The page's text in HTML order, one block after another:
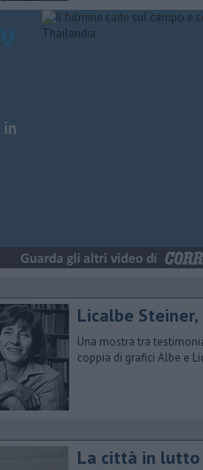
Licalbe
Una mostra tra
coppia di grafici Albe e
La città in lutto